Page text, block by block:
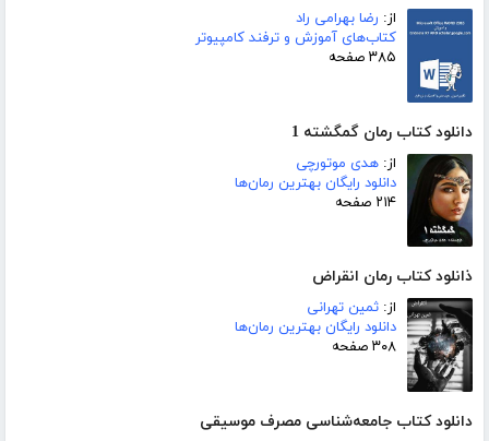
از: رضا بهرامی راد
کتاب‌های آموزش و ترفند کامپیوتر
۳۸۵ صفحه
دانلود کتاب رمان گمگشته 1
از: هدی موتورچی
دانلود رایگان بهترین رمان‌ها
۲۱۴ صفحه
ذانلود کتاب رمان انقراض
از: ثمین تهرانی
دانلود رایگان بهترین رمان‌ها
۳۰۸ صفحه
دانلود کتاب جامعه‌شناسی مصرف موسیقی